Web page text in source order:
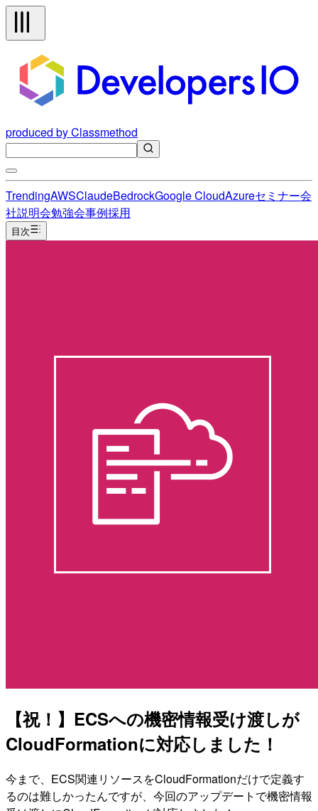
produced by Classmethod
TrendingAWSClaudeBedrockGoogle CloudAzureセミナー会
社説明会勉強会事例採用
目次
【祝！】ECSへの機密情報受け渡しが
CloudFormationに対応しました！
今まで、ECS関連リソースをCloudFormationだけで定義す
るのは難しかったんですが、今回のアップデートで機密情報